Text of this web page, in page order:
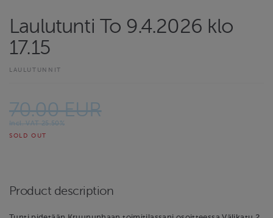
Laulutunti To 9.4.2026 klo
17.15
LAULUTUNNIT
70.00 EUR
Incl. VAT 25.50%
SOLD OUT
Product description